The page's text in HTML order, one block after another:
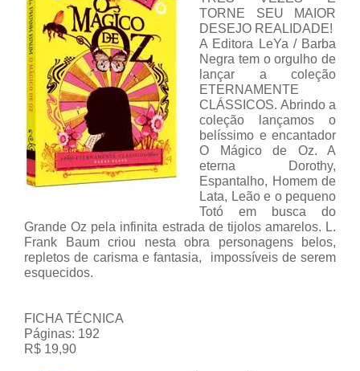
TORNE SEU MAIOR
DESEJO REALIDADE!
A Editora LeYa / Barba
Negra tem o orgulho de
lançar a coleção
ETERNAMENTE
CLÁSSICOS. Abrindo a
coleção lançamos o
belíssimo e encantador
O Mágico de Oz. A
eterna Dorothy,
Espantalho, Homem de
Lata, Leão e o pequeno
Totó em busca do
Grande Oz pela infinita estrada de tijolos amarelos. L.
Frank Baum criou nesta obra personagens belos,
repletos de carisma e fantasia, impossíveis de serem
esquecidos.
FICHA TÉCNICA
Páginas: 192
R$ 19,90